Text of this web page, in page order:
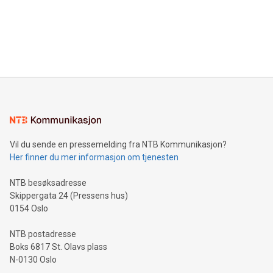
mining.Energy Market Dynamics: Explore how Bitcoin mining
mining.Sound Money: Discover how tamper-proof currency
neutral payment systems support humanitarian
projects.Carbon Footprint: Compare Bitcoin's environmental
event and dive into the critical topics of Bitcoin
Vil du sende en pressemelding fra NTB Kommunikasjon?
Her finner du mer informasjon om tjenesten
NTB besøksadresse
Skippergata 24 (Pressens hus)
0154 Oslo
NTB postadresse
Boks 6817 St. Olavs plass
N-0130 Oslo